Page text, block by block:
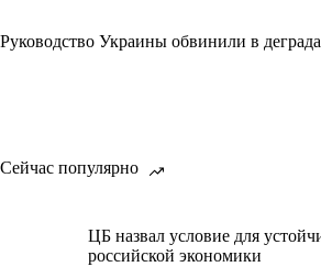
Руководство Украины обвинили в
Сейчас популярно
ЦБ назвал условие для
российской экономики